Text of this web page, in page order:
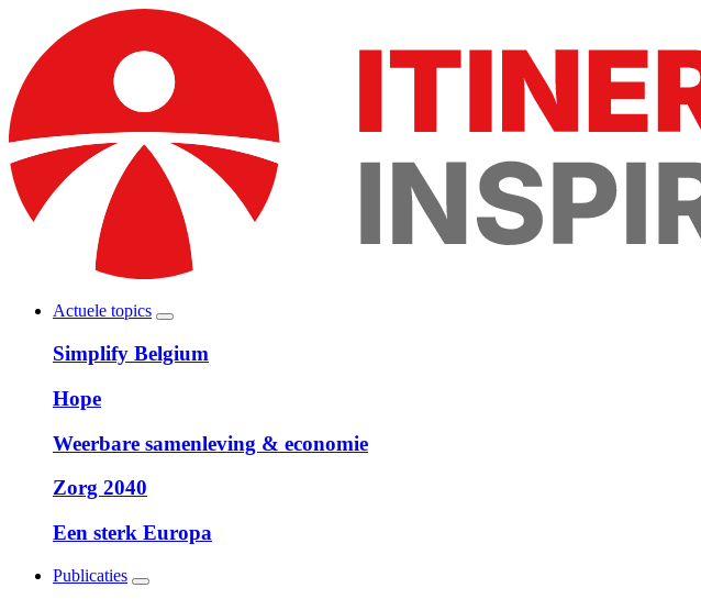
naar
de
inhoud
gaan
Main
navigation
Actuele topics
Show
submenu
Simplify Belgium
Hope
Weerbare samenleving & economie
Zorg 2040
Een sterk Europa
Publicaties
Show